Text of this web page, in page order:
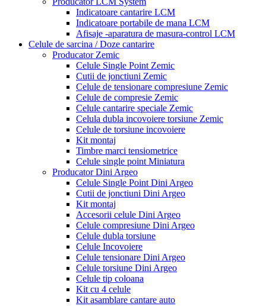
Indicatoare cantarire LCM
Indicatoare portabile de mana LCM
Afisaje -aparatura de masura-control LCM
Celule de sarcina / Doze cantarire
Producator Zemic
Celule Single Point Zemic
Cutii de jonctiuni Zemic
Celule de tensionare compresiune Zemic
Celule de compresie Zemic
Celule cantarire speciale Zemic
Celula dubla incovoiere torsiune Zemic
Celule de torsiune incovoiere
Kit montaj
Timbre marci tensiometrice
Celule single point Miniatura
Producator Dini Argeo
Celule Single Point Dini Argeo
Cutii de jonctiuni Dini Argeo
Kit montaj
Accesorii celule Dini Argeo
Celule compresiune Dini Argeo
Celule dubla torsiune
Celule Incovoiere
Celule tensionare Dini Argeo
Celule torsiune Dini Argeo
Celule tip coloana
Kit cu 4 celule
Kit asamblare cantare auto